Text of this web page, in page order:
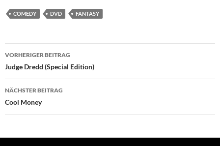
COMEDY DVD FANTASY
Beitragsnavigation
VORHERIGER BEITRAG
Judge Dredd (Special Edition)
NÄCHSTER BEITRAG
Cool Money